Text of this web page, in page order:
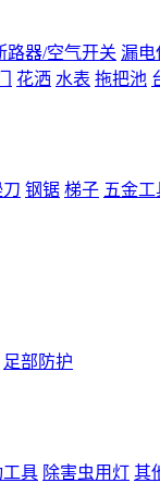
路器/空气开关 漏电
花洒 水表 拖把池
钢锯 梯子 五金
足部防护
工具 除害虫用灯 其